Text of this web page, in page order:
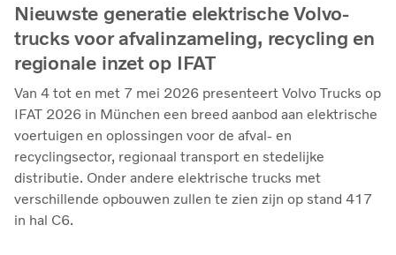
Nieuwste generatie elektrische Volvo-
trucks voor afvalinzameling, recycling en
regionale inzet op IFAT
Van 4 tot en met 7 mei 2026 presenteert Volvo Trucks op
IFAT 2026 in München een breed aanbod aan elektrische
voertuigen en oplossingen voor de afval- en
recyclingsector, regionaal transport en stedelijke
distributie. Onder andere elektrische trucks met
verschillende opbouwen zullen te zien zijn op stand 417
in hal C6.